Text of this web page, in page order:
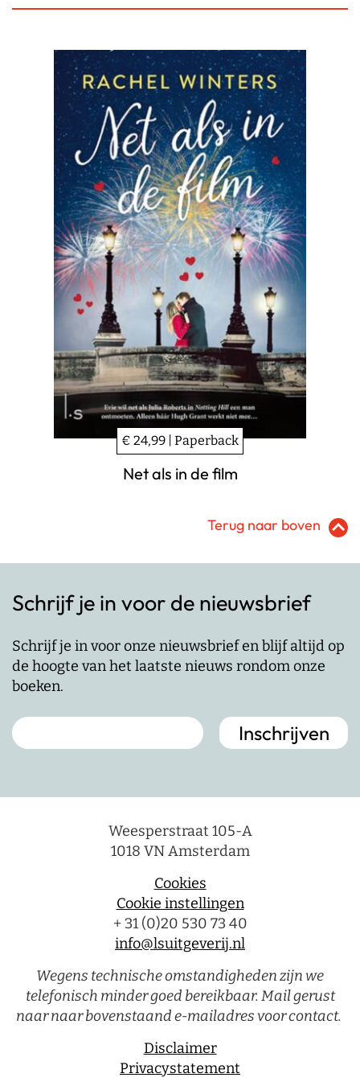
€ 24,99 | Paperback
Net als in de film
Terug naar boven
Schrijf je in voor de nieuwsbrief
Schrijf je in voor onze nieuwsbrief en blijf altijd op
de hoogte van het laatste nieuws rondom onze
boeken.
Weesperstraat 105-A
1018 VN Amsterdam
Cookies
Cookie instellingen
+ 31 (0)20 530 73 40
info@lsuitgeverij.nl
Wegens technische omstandigheden zijn we
telefonisch minder goed bereikbaar. Mail gerust
naar naar bovenstaand e-mailadres voor contact.
Disclaimer
Privacystatement